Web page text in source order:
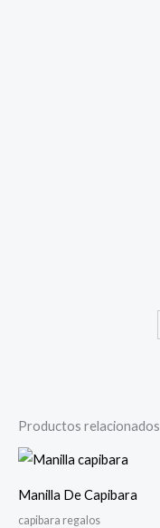
Productos relacionados
Manilla De Capibara
capibara regalos